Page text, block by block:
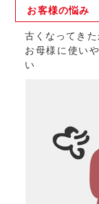
お客様の悩み
古くなってき
お母様に使い
い